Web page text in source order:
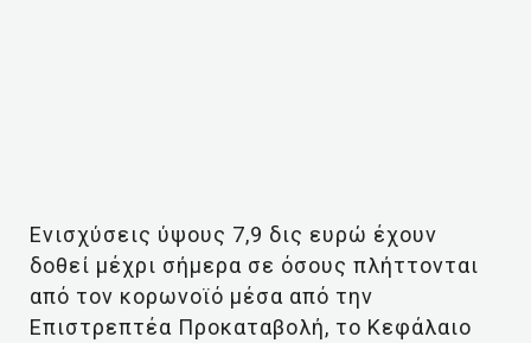
Ενισχύσεις ύψους 7,9 δις ευρώ έχουν
δοθεί μέχρι σήμερα σε όσους πλήττονται
από τον κορωνοϊό μέσα από την
Επιστρεπτέα Προκαταβολή, το Κεφάλαιο